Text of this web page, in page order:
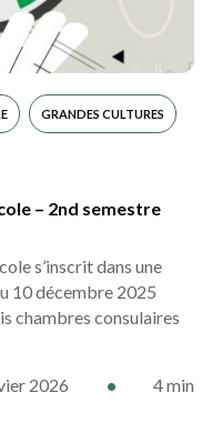
GRANDES CULTURES
– 2nd semestre
s’inscrit dans une
10 décembre 2025
chambres consulaires
2026 • 4 min